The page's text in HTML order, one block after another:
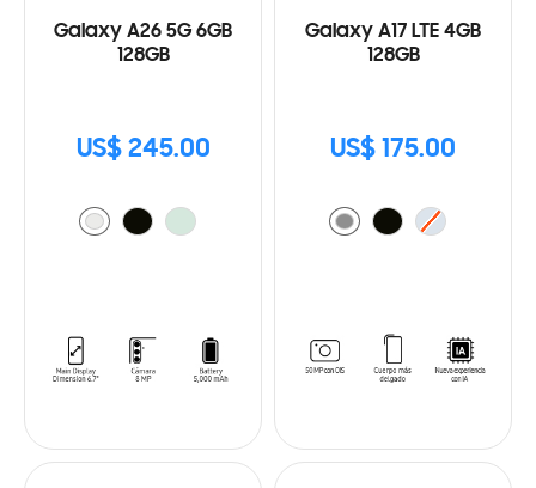
Galaxy A26 5G 6GB
128GB
US$ 245.00
Galaxy A17 LTE 4GB
128GB
US$ 175.00